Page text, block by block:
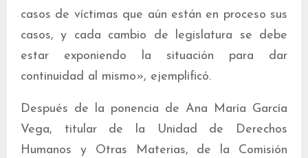
casos de víctimas que aún están en proceso sus
casos, y cada cambio de legislatura se debe
estar exponiendo la situación para dar
continuidad al mismo», ejemplificó.
Después de la ponencia de Ana María García
Vega, titular de la Unidad de Derechos
Humanos y Otras Materias, de la Comisión